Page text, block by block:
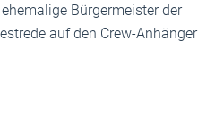
Bürgermeister der
auf den Crew-Anhänger